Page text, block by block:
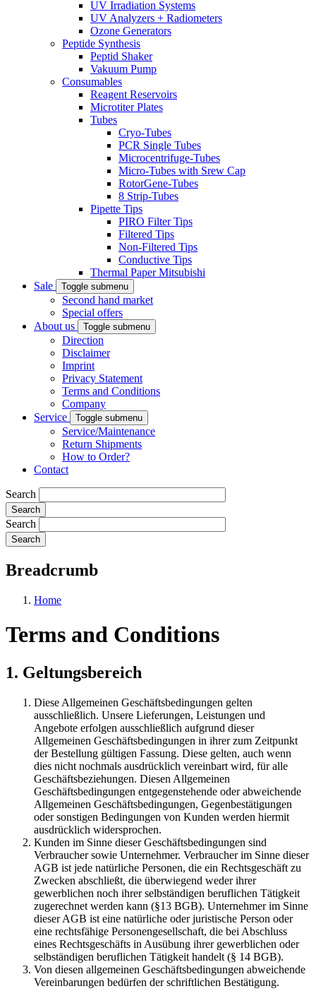
UV Irradiation Systems
UV Analyzers + Radiometers
Ozone Generators
Peptide Synthesis
Peptid Shaker
Vakuum Pump
Consumables
Reagent Reservoirs
Microtiter Plates
Tubes
Cryo-Tubes
PCR Single Tubes
Microcentrifuge-Tubes
Micro-Tubes with Srew Cap
RotorGene-Tubes
8 Strip-Tubes
Pipette Tips
PIRO Filter Tips
Filtered Tips
Non-Filtered Tips
Conductive Tips
Thermal Paper Mitsubishi
Sale
Toggle submenu
Second hand market
Special offers
About us
Toggle submenu
Direction
Disclaimer
Imprint
Privacy Statement
Terms and Conditions
Company
Service
Toggle submenu
Service/Maintenance
Return Shipments
How to Order?
Contact
Search
Search
Breadcrumb
Home
Terms and Conditions
1. Geltungsbereich
Diese Allgemeinen Geschäftsbedingungen gelten
ausschließlich. Unsere Lieferungen, Leistungen und
Angebote erfolgen ausschließlich aufgrund dieser
Allgemeinen Geschäftsbedingungen in ihrer zum Zeitpunkt
der Bestellung gültigen Fassung. Diese gelten, auch wenn
dies nicht nochmals ausdrücklich vereinbart wird, für alle
Geschäftsbeziehungen. Diesen Allgemeinen
Geschäftsbedingungen entgegenstehende oder abweichende
Allgemeinen Geschäftsbedingungen, Gegenbestätigungen
oder sonstigen Bedingungen von Kunden werden hiermit
ausdrücklich widersprochen.
Kunden im Sinne dieser Geschäftsbedingungen sind
Verbraucher sowie Unternehmer. Verbraucher im Sinne dieser
AGB ist jede natürliche Personen, die ein Rechtsgeschäft zu
Zwecken abschließt, die überwiegend weder ihrer
gewerblichen noch ihrer selbständigen beruflichen Tätigkeit
zugerechnet werden kann (§13 BGB). Unternehmer im Sinne
dieser AGB ist eine natürliche oder juristische Person oder
eine rechtsfähige Personengesellschaft, die bei Abschluss
eines Rechtsgeschäfts in Ausübung ihrer gewerblichen oder
selbständigen beruflichen Tätigkeit handelt (§ 14 BGB).
Von diesen allgemeinen Geschäftsbedingungen abweichende
Vereinbarungen bedürfen der schriftlichen Bestätigung.